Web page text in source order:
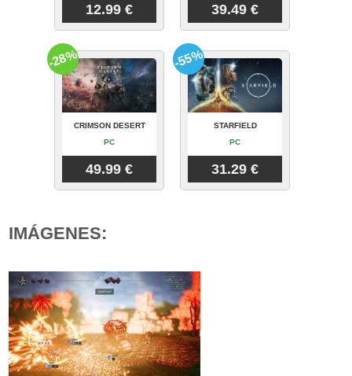
12.99 € 39.49 €
CRIMSON DESERT
PC
49.99 €
-28%
STARFIELD
PC
31.29 €
-55%
IMÁGENES: